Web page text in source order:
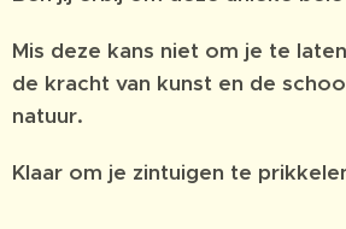
Mis deze kans niet om je te
de kracht van kunst en de
natuur.
Klaar om je zintuigen te